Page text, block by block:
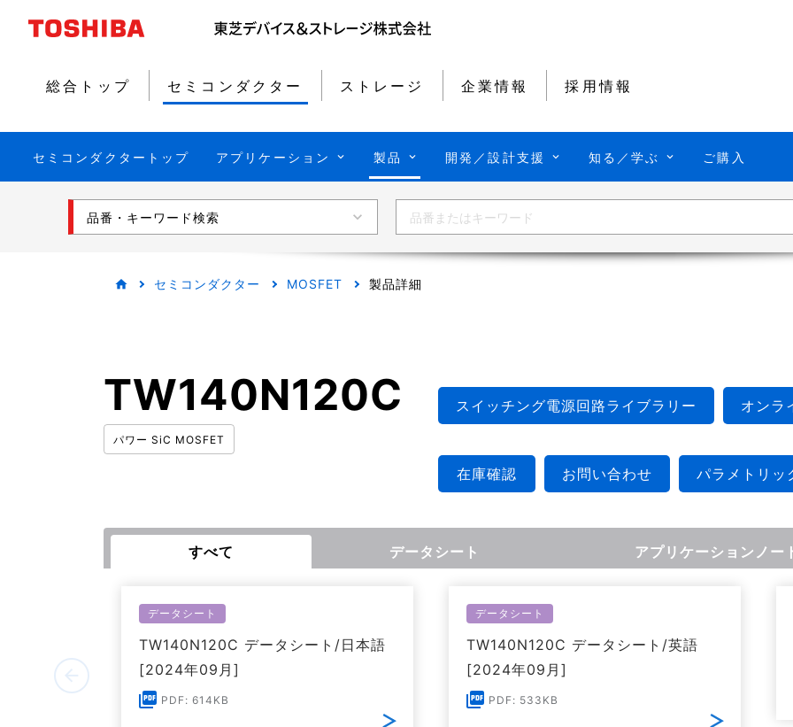
総合トップ セミコンダクター ストレージ 企業情報 採用情報
セミコンダクタートップ アプリケーション 製品 開発／設計支援 知る／学ぶ ご購入
品番・キーワード検索
セミコンダクター MOSFET 製品詳細
TW140N120C
パワー SiC MOSFET
スイッチング電源回路ライブラリー オンラ
在庫確認 お問い合わせ パラメトリッ
すべて データシート アプリケーションノー
データシート
TW140N120C データシート/日本語
[2024年09月]
PDF: 614KB
データシート
TW140N120C データシート/英語
[2024年09月]
PDF: 533KB